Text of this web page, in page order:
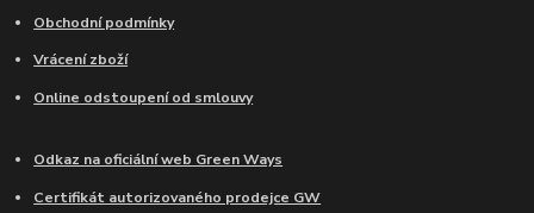
Obchodní podmínky
Vrácení zboží
Online odstoupení od smlouvy
Odkaz na oficiální web Green Ways
Certifikát autorizovaného prodejce GW